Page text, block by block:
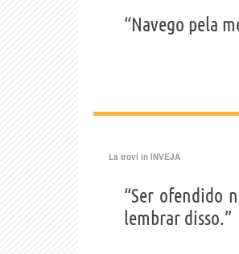
“Navego pela
La trovi in INVEJA
“Ser ofendido
lembrar disso.”